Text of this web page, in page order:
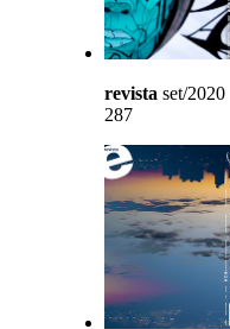
revista set/2020
287